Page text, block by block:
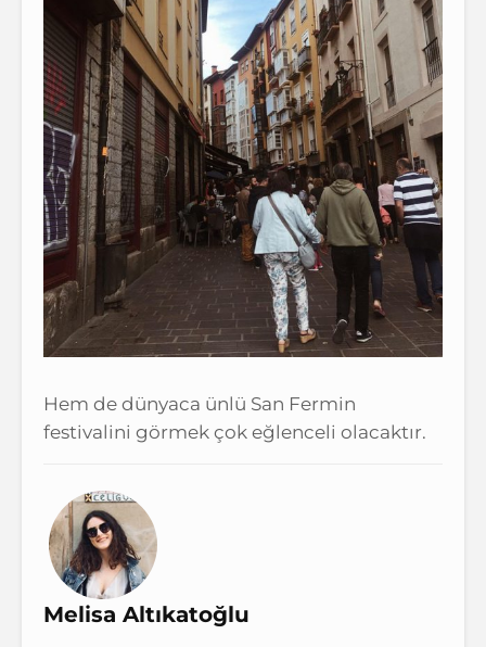
Hem de dünyaca ünlü San Fermin
festivalini görmek çok eğlenceli olacaktır.
Melisa Altıkatoğlu